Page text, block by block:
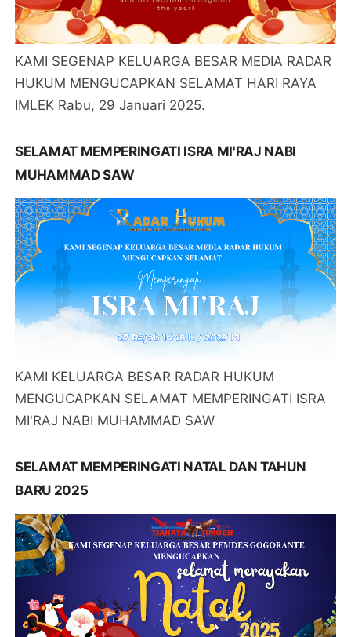
KAMI SEGENAP KELUARGA BESAR MEDIA RADAR
HUKUM MENGUCAPKAN SELAMAT HARI RAYA
IMLEK Rabu, 29 Januari 2025.
SELAMAT MEMPERINGATI ISRA MI'RAJ NABI
MUHAMMAD SAW
KAMI KELUARGA BESAR RADAR HUKUM
MENGUCAPKAN SELAMAT MEMPERINGATI ISRA
MI'RAJ NABI MUHAMMAD SAW
SELAMAT MEMPERINGATI NATAL DAN TAHUN
BARU 2025